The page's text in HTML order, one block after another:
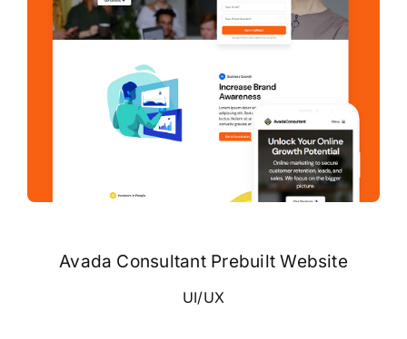
Avada Consultant Prebuilt Website
UI/UX